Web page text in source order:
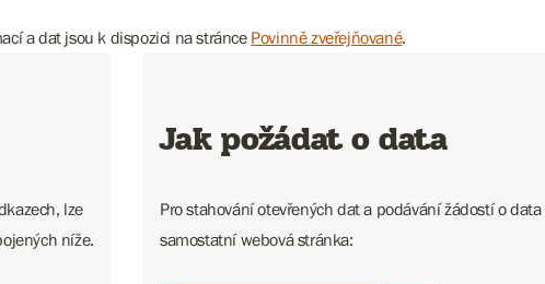
a dat jsou k dispozici na stránce Povinně zveřejňované.
lze
níže.
Jak požádat o data
Pro stahování otevřených dat a podávání žádostí o
samostatní webová stránka: